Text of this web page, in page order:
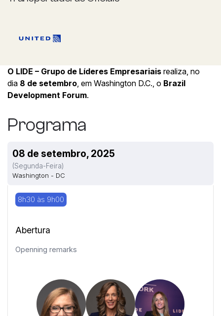
O LIDE – Grupo de Líderes Empresariais realiza, no
dia 8 de setembro, em Washington D.C., o Brazil
Development Forum.
Programa
08 de setembro, 2025
(segunda-Feira)
Washington - DC
8h30 às 9h00
Abertura
Openning remarks